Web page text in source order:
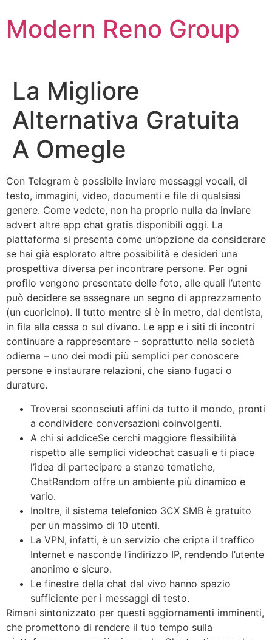
to
content
Modern Reno Group
La Migliore
Alternativa Gratuita
A Omegle
Con Telegram è possibile inviare messaggi vocali, di
testo, immagini, video, documenti e file di qualsiasi
genere. Come vedete, non ha proprio nulla da inviare
advert altre app chat gratis disponibili oggi. La
piattaforma si presenta come un’opzione da considerare
se hai già esplorato altre possibilità e desideri una
prospettiva diversa per incontrare persone. Per ogni
profilo vengono presentate delle foto, alle quali l’utente
può decidere se assegnare un segno di apprezzamento
(un cuoricino). Il tutto mentre si è in metro, dal dentista,
in fila alla cassa o sul divano. Le app e i siti di incontri
continuare a rappresentare – soprattutto nella società
odierna – uno dei modi più semplici per conoscere
persone e instaurare relazioni, che siano fugaci o
durature.
Troverai sconosciuti affini da tutto il mondo, pronti
a condividere conversazioni coinvolgenti.
A chi si addiceSe cerchi maggiore flessibilità
rispetto alle semplici videochat casuali e ti piace
l’idea di partecipare a stanze tematiche,
ChatRandom offre un ambiente più dinamico e
vario.
Inoltre, il sistema telefonico 3CX SMB è gratuito
per un massimo di 10 utenti.
La VPN, infatti, è un servizio che cripta il traffico
Internet e nasconde l’indirizzo IP, rendendo l’utente
anonimo e sicuro.
Le finestre della chat dal vivo hanno spazio
sufficiente per i messaggi di testo.
Rimani sintonizzato per questi aggiornamenti imminenti,
che promettono di rendere il tuo tempo sulla